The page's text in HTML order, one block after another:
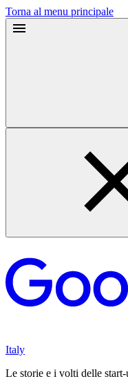
Torna al menu principale
Italy
Le storie e i volti delle